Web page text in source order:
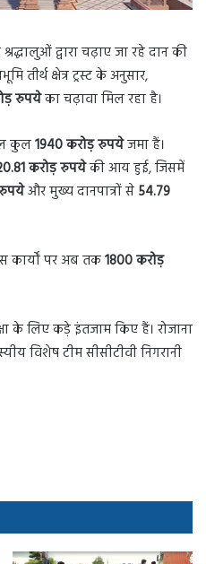
द्वारा चढ़ाए जा रहे दान की
तीर्थ क्षेत्र ट्रस्ट के अनुसार,
रुपयेका चढ़ावा मिल रहा है।
कुल1940 करोड़ रुपयेजमा हैं।
करोड़ रुपयेकी आय हुई, जिसमें
और मुख्य दानपात्रों से 54.79
कार्यों पर अब तक1800 करोड़
के लिए कड़े इंतजाम किए हैं। रोजाना
विशेष टीम सीसीटीवी निगरानी